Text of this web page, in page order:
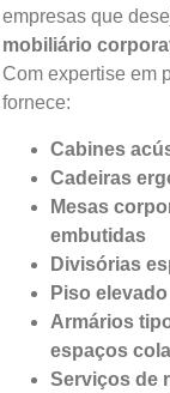
empresas que
mobiliário
Com expertise em
fornece:
Cabines
Cadeiras
Mesas
embutidas
Divisórias
Piso
Armários
espaços
Serviços de